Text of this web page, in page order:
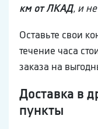
км от ЛКАД, и
Оставьте свои
течение часа
заказа на
Доставка в
пункты